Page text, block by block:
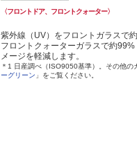
〈フロントドア、フロントクォーター〉
紫外線（UV）をフロントガラスで
フロントクォーターガラスで約
メージを軽減します。
＊1 日産調べ（ISO9050基準）。その他の
ーグリーン 」をご覧ください。